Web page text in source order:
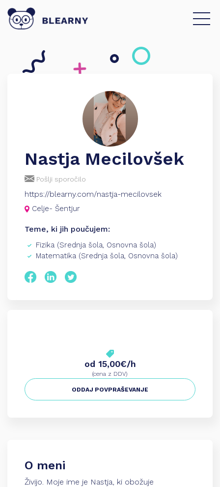
Nastja Mecilovšek
Pošlji sporočilo
https://blearny.com/nastja-mecilovsek
Celje- Šentjur
Teme, ki jih poučujem:
Fizika (Srednja šola, Osnovna šola)
Matematika (Srednja šola, Osnovna šola)
od 15,00€/h
(cena z DDV)
ODDAJ POVPRAŠEVANJE
O meni
Živijo. Moje ime je Nastja, ki obožuje